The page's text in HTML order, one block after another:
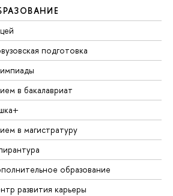
подготовка
в бакалавриат
в магистратуру
образование
развития карьеры